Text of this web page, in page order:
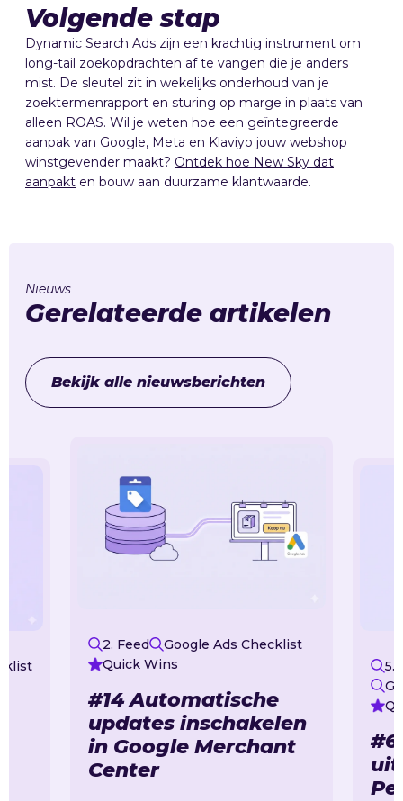
Volgende stap
Dynamic Search Ads zijn een krachtig instrument om
long-tail zoekopdrachten af te vangen die je anders
mist. De sleutel zit in wekelijks onderhoud van je
zoektermenrapport en sturing op marge in plaats van
alleen ROAS. Wil je weten hoe een geïntegreerde
aanpak van Google, Meta en Klaviyo jouw webshop
winstgevender maakt? Ontdek hoe New Sky dat
aanpakt en bouw aan duurzame klantwaarde.
Nieuws
Gerelateerde artikelen
Bekijk alle nieuwsberichten
2. Feed
Google Ads Checklist
Quick Wins
#14 Automatische
updates inschakelen
in Google Merchant
Center
5.